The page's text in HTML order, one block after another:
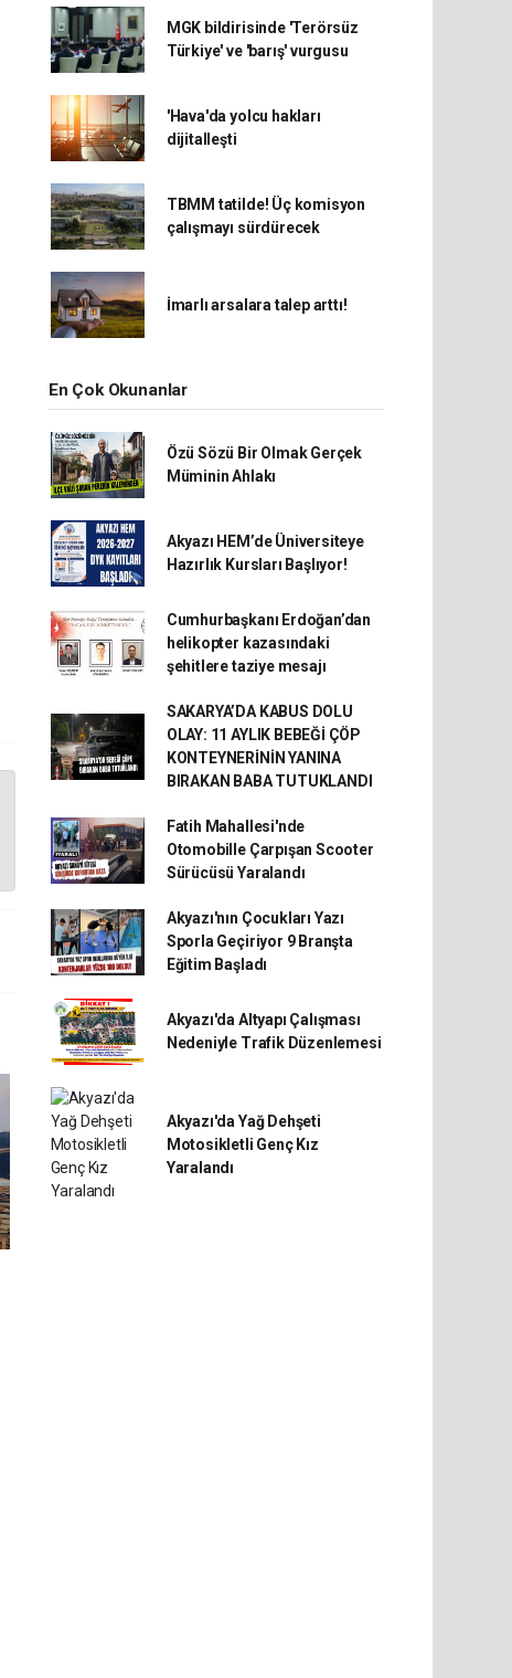
MGK bildirisinde 'Terörsüz
Türkiye' ve 'barış' vurgusu
'Hava'da yolcu hakları
dijitalleşti
TBMM tatilde! Üç komisyon
çalışmayı sürdürecek
İmarlı arsalara talep arttı!
En Çok Okunanlar
Özü Sözü Bir Olmak Gerçek
Müminin Ahlakı
Akyazı HEM’de Üniversiteye
Hazırlık Kursları Başlıyor!
Cumhurbaşkanı Erdoğan’dan
helikopter kazasındaki
şehitlere taziye mesajı
SAKARYA’DA KABUS DOLU
OLAY: 11 AYLIK BEBEĞİ ÇÖP
KONTEYNERİNİN YANINA
BIRAKAN BABA TUTUKLANDI
Fatih Mahallesi'nde
Otomobille Çarpışan Scooter
Sürücüsü Yaralandı
Akyazı'nın Çocukları Yazı
Sporla Geçiriyor 9 Branşta
Eğitim Başladı
Akyazı'da Altyapı Çalışması
Nedeniyle Trafik Düzenlemesi
Akyazı'da Yağ Dehşeti
Motosikletli Genç Kız
Yaralandı